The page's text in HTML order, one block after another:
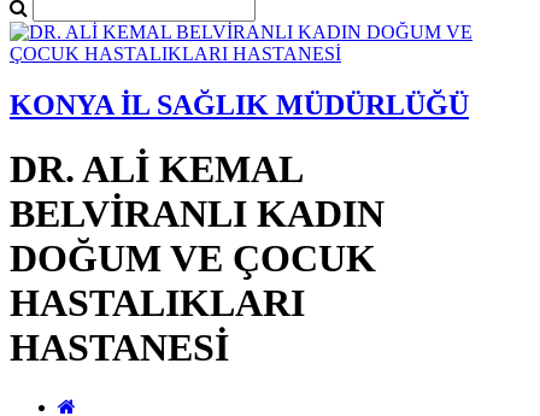
KONYA İL SAĞLIK MÜDÜRLÜĞÜ
DR. ALİ KEMAL
BELVİRANLI KADIN
DOĞUM VE ÇOCUK
HASTALIKLARI
HASTANESİ